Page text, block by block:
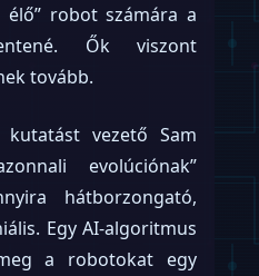
élő” robot számára a
Ők viszont
tovább.
vezető Sam
evolúciónak”
hátborzongató,
Egy AI-algoritmus
a robotokat egy